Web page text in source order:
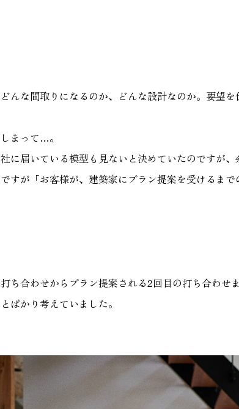
んな間取りになるのか、どんな設計なのか。要望
まって…。
に届いている模型も見ないと決めていたのですが、
すが「お客様が、建築家にプラン提案を受けるま
ち合わせからプラン提案される2回目の打ち合わせ
ばかり考えていました。